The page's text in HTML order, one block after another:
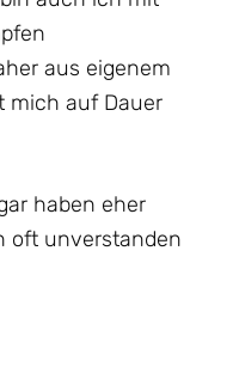
aus eigenem
mich auf Dauer
haben eher
oft unverstanden